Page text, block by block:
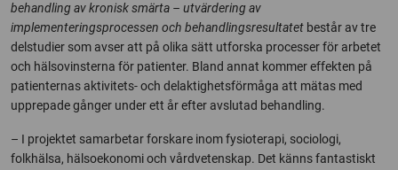
behandling av kronisk smärta – utvärdering av
implementeringsprocessen och behandlingsresultatet består av tre
delstudier som avser att på olika sätt utforska processer för arbetet
och hälsovinsterna för patienter. Bland annat kommer effekten på
patienternas aktivitets- och delaktighetsförmåga att mätas med
upprepade gånger under ett år efter avslutad behandling.
– I projektet samarbetar forskare inom fysioterapi, sociologi,
folkhälsa, hälsoekonomi och vårdvetenskap. Det känns fantastiskt